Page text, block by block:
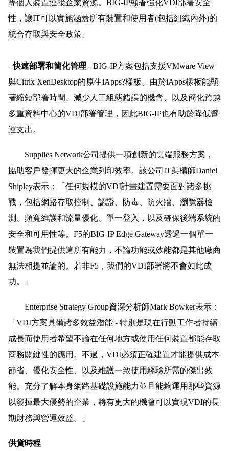
等個人裝置連接企業資源。BIG-IP顯著強化VDI部署安全
性，讓IT可以實施涵蓋所有裝置和使用者(包括組織內外)的
統合存取與安全政策。
-快速部署和簡化管理 - BIG-IP方案包括支援VMware View
與Citrix XenDesktop的原生iApps?樣板。由於iApps樣板能顯
著縮短部署時間、減少人工組態錯誤的機會、以及簡化跨越
多重資料中心的VDI部署管理，因此BIG-IP也有助於降低營
運支出。
Supplies Network公司提供一項創新的雲端服務方案，
協助客戶發揮更大的企業列印效率。該公司IT架構師Daniel
Shipley表示：「任何規模的VDI計畫建置需要面對諸多挑
戰，包括網路存取控制、認證、防毒、防火牆、瀏覽器檢
測、頻寬維護和流量優化、單一登入，以及確保後端系統的
安全和可用性等。F5的BIG-IP Edge Gateway透過一個單一
裝置為我們提供這所有能力，不論功能或效能都是其他廠商
無法相提並論的。若非F5，我們的VDI部署將不會如此成
功。」
Enterprise Strategy Group資深分析師Mark Bowker表示：
「VDI方案具備諸多效益潛能 - 特別是現在行動工作者持續
成長而使用者希望不論在任何地方或使用任何裝置都能存取
商務關鍵性的應用。不過，VDI必須正確建置才能提供成本
節省、優化安全性、以及維護一致使用經驗所需的傑出效
能。充分了解本身網路基礎設施能力並且能夠運用那些資源
以發揮最大優勢的企業，將有更大的機會可以實現VDI的長
期財務與營運效益。」
供貨時程